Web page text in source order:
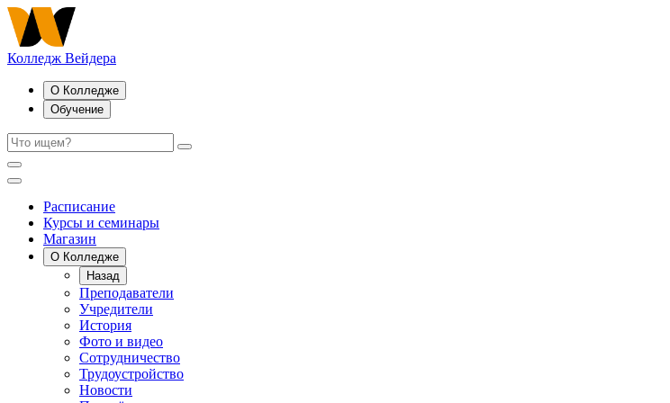
Колледж Вейдера
О Колледже
Обучение
Расписание
Курсы и семинары
Магазин
О Колледже
Назад
Преподаватели
Учредители
История
Фото и видео
Сотрудничество
Трудоустройство
Новости